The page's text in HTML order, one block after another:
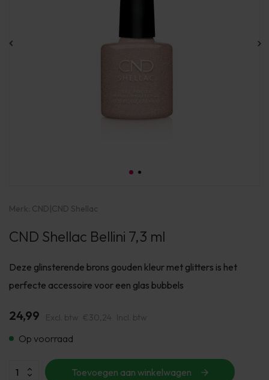
Merk: CND|CND Shellac
CND Shellac Bellini 7,3 ml
Deze glinsterende brons gouden kleur met glitters is het
perfecte accessoire voor een glas bubbels
24,99 Excl. btw €30,24 Incl. btw
Op voorraad
Toevoegen aan winkelwagen